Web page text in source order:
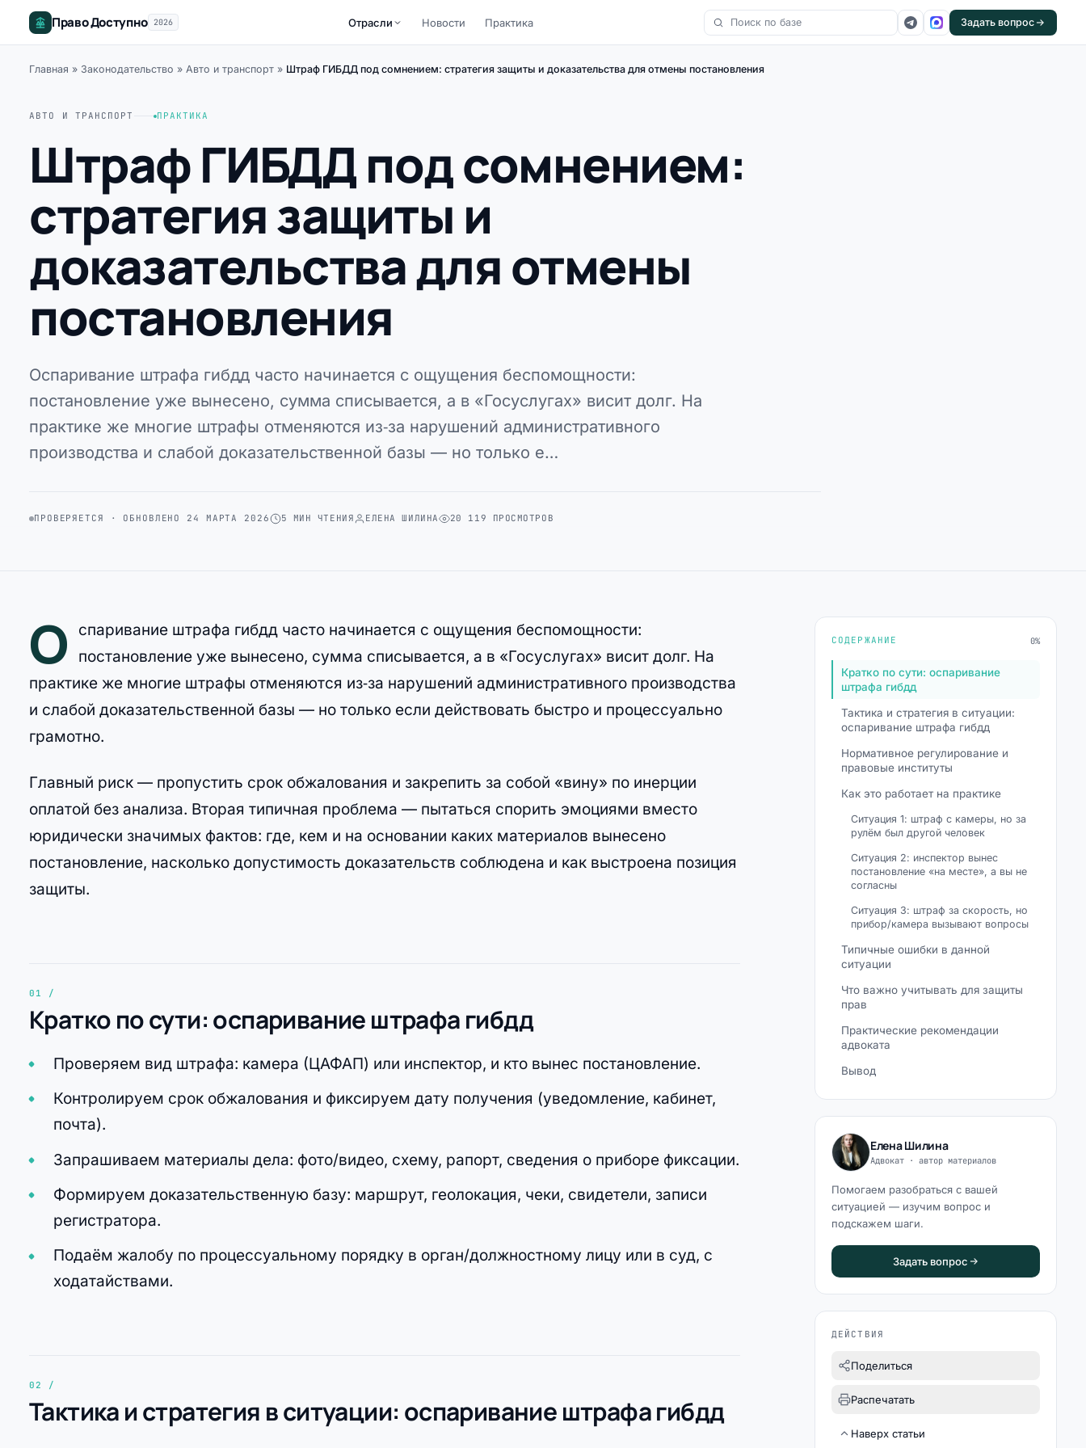
Право Доступно 2026 Отрасли Новости Практика Задать вопрос
Главная » Законодательство » Авто и транспорт » Штраф ГИБДД под сомнением: стратегия защиты и доказательства для отмены постановления
АВТО И ТРАНСПОРТ ПРАКТИКА
Штраф ГИБДД под сомнением:
стратегия защиты и
доказательства для отмены
постановления
Оспаривание штрафа гибдд часто начинается с ощущения беспомощности:
постановление уже вынесено, сумма списывается, а в «Госуслугах» висит долг. На
практике же многие штрафы отменяются из‑за нарушений административного
производства и слабой доказательственной базы — но только е…
ПРОВЕРЯЕТСЯ · ОБНОВЛЕНО 24 МАРТА 2026 5 МИН ЧТЕНИЯ ЕЛЕНА ШИЛИНА 20 119 ПРОСМОТРОВ
О
спаривание штрафа гибдд часто начинается с ощущения беспомощности:
постановление уже вынесено, сумма списывается, а в «Госуслугах» висит долг. На
практике же многие штрафы отменяются из‑за нарушений административного производства
и слабой доказательственной базы — но только если действовать быстро и процессуально
грамотно.
Главный риск — пропустить срок обжалования и закрепить за собой «вину» по инерции
оплатой без анализа. Вторая типичная проблема — пытаться спорить эмоциями вместо
юридически значимых фактов: где, кем и на основании каких материалов вынесено
постановление, насколько допустимость доказательств соблюдена и как выстроена позиция
защиты.
Кратко по сути: оспаривание штрафа гибдд
Проверяем вид штрафа: камера (ЦАФАП) или инспектор, и кто вынес постановление.
Контролируем срок обжалования и фиксируем дату получения (уведомление, кабинет,
почта).
Запрашиваем материалы дела: фото/видео, схему, рапорт, сведения о приборе фиксации.
Формируем доказательственную базу: маршрут, геолокация, чеки, свидетели, записи
регистратора.
Подаём жалобу по процессуальному порядку в орган/должностному лицу или в суд, с
ходатайствами.
Тактика и стратегия в ситуации: оспаривание штрафа гибдд
СОДЕРЖАНИЕ 0%
Кратко по сути: оспаривание
штрафа гибдд
Тактика и стратегия в ситуации:
оспаривание штрафа гибдд
Нормативное регулирование и
правовые институты
Как это работает на практике
Ситуация 1: штраф с камеры, но за
рулём был другой человек
Ситуация 2: инспектор вынес
постановление «на месте», а вы не
согласны
Ситуация 3: штраф за скорость, но
прибор/камера вызывают вопросы
Типичные ошибки в данной
ситуации
Что важно учитывать для защиты
прав
Практические рекомендации
адвоката
Вывод
Елена Шилина
Адвокат · автор материалов
Помогаем разобраться с вашей
ситуацией — изучим вопрос и
подскажем шаги.
Задать вопрос
ДЕЙСТВИЯ
Поделиться
Распечатать
Наверх статьи